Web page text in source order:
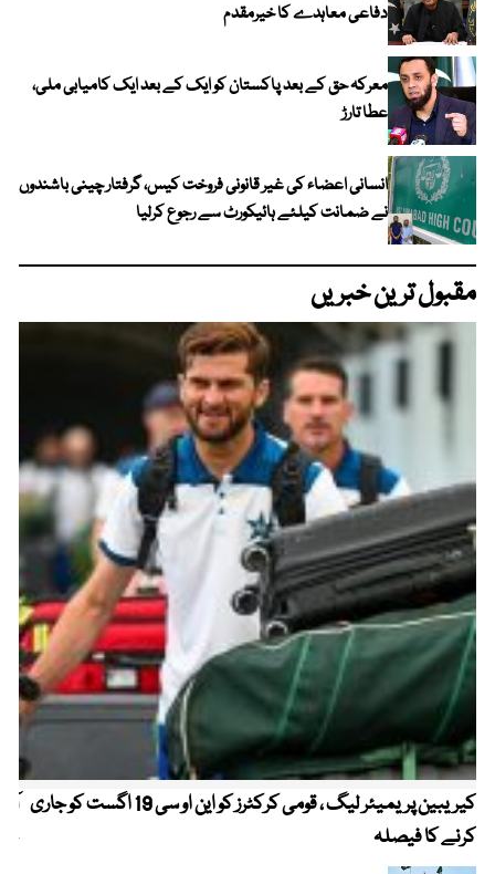
دفاعی معاہدے کا خیرمقدم
معرکہ حق کے بعد پاکستان کو ایک کے بعد ایک کامیابی ملی،
عطا تارڑ
انسانی اعضاء کی غیر قانونی فروخت کیس، گرفتار چینی باشندوں
نے ضمانت کیلئے ہائیکورٹ سے رجوع کرلیا
مقبول ترین خبریں
کیریبین پریمیئر لیگ ، قومی کرکٹرز کو این او سی 19 اگست کو جاری
کرنے کا فیصلہ